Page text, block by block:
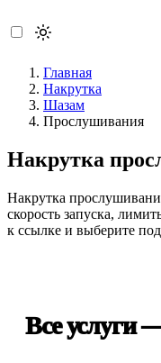
Главная
Накрутка
Шазам
Прослушивания
Накрутка
Накрутка
скорость запуска,
к ссылке и выберите
Все услуги